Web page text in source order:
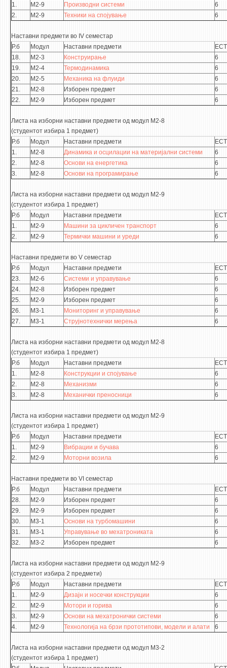
1.
М2-9 Производни системи
6
2.
М2-9 Техники на спојување 6
Наставни предмети во IV семестар
Р.б
Модул Наставни предмети
18.
М2-3 Конструирање
6
19.
М2-4 Термодинамика
6
20.
М2-5 Механика на флуиди
6
21.
М2-8 Изборен предмет
6
22.
М2-9 Изборен предмет 6
Листа на изборни наставни предмети од модул М2-8
(студентот избира 1 предмет)
Р.б
Модул Наставни предмети
1.
М2-8 Динамика и осцилации на материјални системи
6
2.
М2-8 Основи на енергетика
6
3.
М2-8 Основи на програмирање 6
Листа на изборни наставни предмети од модул М2-9
(студентот избира 1 предмет)
Р.б
Модул Наставни предмети
1.
М2-9 Машини за цикличен транспорт
6
2.
М2-9 Термички машини и уреди 6
Наставни предмети во V семестар
Р.б
Модул Наставни предмети
23.
М2-6 Системи и упрaвување
6
24.
М2-8 Изборен предмет
6
25.
М2-9 Изборен предмет
6
26.
М3-1 Мониторинг и управување
6
27.
М3-1 Струјнотехнички мерења 6
Листа на изборни наставни предмети од модул М2-8
(студентот избира 1 предмет)
Р.б
Модул Наставни предмети
1.
М2-8 Конструкции и спојување
6
2.
М2-8 Механизми
6
3.
М2-8 Механички преносници 6
Листа на изборни наставни предмети од модул М2-9
(студентот избира 1 предмет)
Р.б
Модул Наставни предмети
1.
М2-9 Вибрации и бучава
6
2.
М2-9 Моторни возила 6
Наставни предмети во VI семестар
Р.б
Модул Наставни предмети
28.
М2-9 Изборен предмет
6
29.
М2-9 Изборен предмет
6
30.
М3-1 Основи на турбомашини
6
31.
М3-1 Управување во мехатрониката
6
32.
М3-2 Изборен предмет 6
Листа на изборни наставни предмети од модул М2-9
(студентот избира 2 предмети)
Р.б
Модул Наставни предмети
1.
М2-9 Дизајн и носечки конструкции
6
2.
М2-9 Мотори и горива
6
3.
М2-9 Основи на мехатронички системи
6
4.
М2-9 Технологија на брзи прототипови, модели и алати 6
Листа на изборни наставни предмети од модул М3-2
(студентот избира 1 предмет)